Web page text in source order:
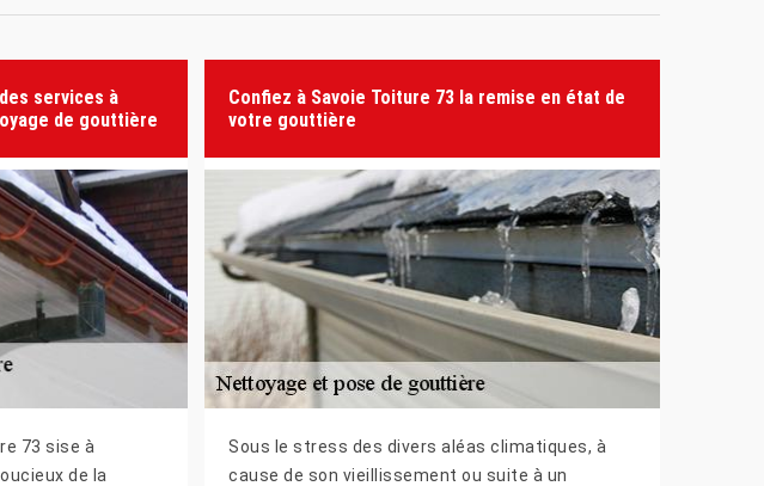
services à
de gouttière
73 sise à
de la
Confiez à Savoie Toiture 73 la remise en état de
votre gouttière
Sous le stress des divers aléas climatiques, à
cause de son vieillissement ou suite à un